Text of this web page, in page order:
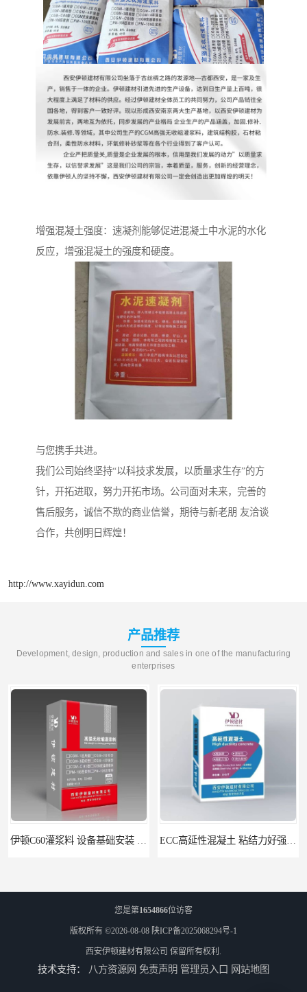
增强混凝土强度：速凝剂能够促进混凝土中水泥的水化
反应，增强混凝土的强度和硬度。
与您携手共进。
我们公司始终坚持“以科技求发展，以质量求生存”的方
针，开拓进取，努力开拓市场。公司面对未来，完善的
售后服务，诚信不欺的商业信誉，期待与新老朋 友洽谈
合作，共创明日辉煌！
http://www.xayidun.com
产品推荐
Development, design, production and sales in one of the manufacturing
enterprises
您是第1654866位访客
版权所有 ©2026-08-08 陕ICP备2025068294号-1
西安伊顿建材有限公司 保留所有权利.
技术支持： 八方资源网 免责声明 管理员入口 网站地图